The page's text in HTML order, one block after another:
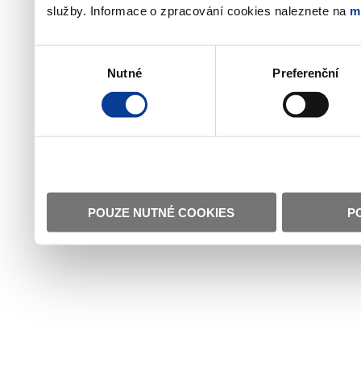
služby. Informace o zpracování cookies naleznete na
Nutné Preferenční
POUZE NUTNÉ COOKIES